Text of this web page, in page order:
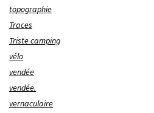
topographie
Traces
Triste camping
vélo
vendée
vendée.
vernaculaire